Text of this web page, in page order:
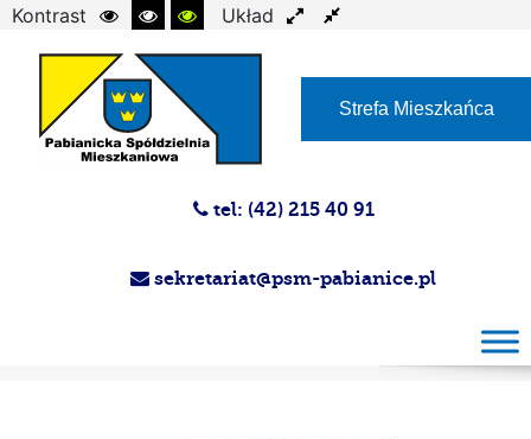
Kontrast
Układ
Strefa Mieszkańca
tel: (42) 215 40 91
sekretariat@psm-pabianice.pl